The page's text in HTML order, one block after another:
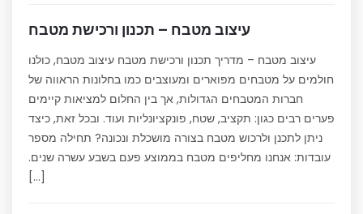
עיצוב מטבח – תכנון ורכישת מטבח
עיצוב מטבח – מדריך תכנון ורכישת מטבח עיצוב מטבח, כולנו
חולמים על מטבחים מפוארים ומעוצבים כמו בחלונות הראווה של
חברות המטבחים הגדולות, אך בין החלום למציאות קיימים
פערים רבים כגון: תקציב, שטח, פונקציונליות ועוד. ובכל זאת, כיצד
ניתן לתכנן ולרכוש מטבח בצורה מושכלת ונכונה? תחילה מספר
עובדות: אנחנו מחליפים מטבח בממוצע פעם בשבע עשרה שנים.
[…]